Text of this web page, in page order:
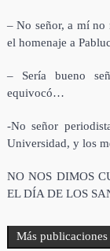
– No señor, a mí no
el homenaje a
– Sería bueno
equivocó…
-No señor
Universidad, y los
NO NOS DIMOS
EL DÍA DE LOS
Más